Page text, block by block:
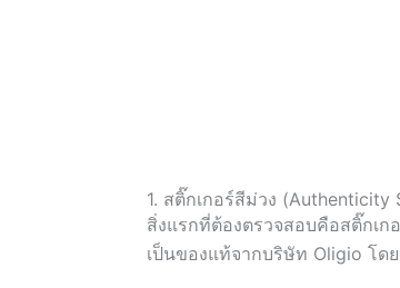
1. สติ๊กเกอร์สีม่วง (Authenticity
สิ่งแรกที่ต้องตรวจสอบคือสติ๊กเ
เป็นของแท้จากบริษัท Oligio โด